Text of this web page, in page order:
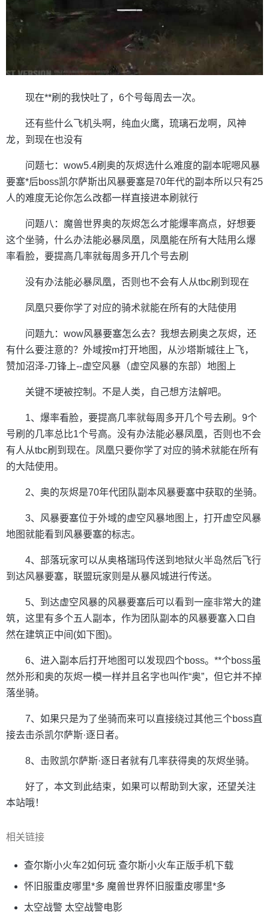
现在**刷的我快吐了，6个号每周去一次。
还有些什么飞机头啊，纯血火鹰，琉璃石龙啊，风神
龙，到现在也没有
问题七：wow5.4刷奥的灰烬选什么难度的副本呢嗯风暴
要塞*后boss凯尔萨斯出风暴要塞是70年代的副本所以只有25
人的难度无论你怎么改都一样直接进本刷就行
问题八：魔兽世界奥的灰烬怎么才能爆率高点，好想要
这个坐骑，什么办法能必暴凤凰，凤凰能在所有大陆用么爆
率看脸，要提高几率就每周多开几个号去刷
没有办法能必暴凤凰，否则也不会有人从tbc刷到现在
凤凰只要你学了对应的骑术就能在所有的大陆使用
问题九：wow风暴要塞怎么去？我想去刷奥之灰烬，还
有什么要注意的？外域按m打开地图，从沙塔斯城往上飞，
赞加沼泽-刀锋上--虚空风暴（虚空风暴的东部）地图上
关键不埂被控制。不是人类，自己想方法解吧。
1、爆率看脸，要提高几率就每周多开几个号去刷。9个
号刷的几率总比1个号高。没有办法能必暴凤凰，否则也不会
有人从tbc刷到现在。凤凰只要你学了对应的骑术就能在所有
的大陆使用。
2、奥的灰烬是70年代团队副本风暴要塞中获取的坐骑。
3、风暴要塞位于外域的虚空风暴地图上，打开虚空风暴
地图就能看到风暴要塞的标志。
4、部落玩家可以从奥格瑞玛传送到地狱火半岛然后飞行
到达风暴要塞，联盟玩家则是从暴风城进行传送。
5、到达虚空风暴的风暴要塞后可以看到一座非常大的建
筑，这里有多个五人副本，作为团队副本的风暴要塞入口自
然在建筑正中间(如下图)。
6、进入副本后打开地图可以发现四个boss。**个boss虽
然外形和奥的灰烬一模一样并且名字也叫作“奥”，但它并不掉
落坐骑。
7、如果只是为了坐骑而来可以直接绕过其他三个boss直
接去击杀凯尔萨斯·逐日者。
8、击败凯尔萨斯·逐日者就有几率获得奥的灰烬坐骑。
好了，本文到此结束，如果可以帮助到大家，还望关注
本站哦！
相关链接
查尔斯小火车2如何玩 查尔斯小火车正版手机下载
怀旧服重皮哪里*多 魔兽世界怀旧服重皮哪里*多
太空战警 太空战警电影